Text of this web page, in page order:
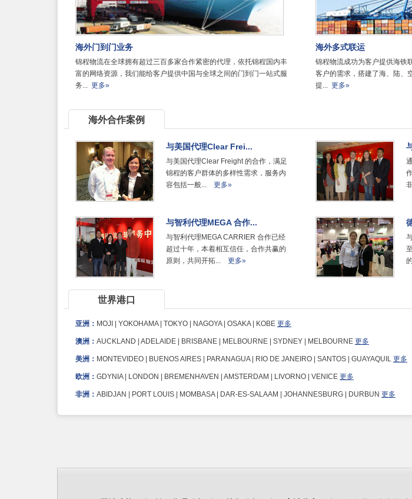
海外门到门业务
锦程物流在全球拥有超过三百多家合作紧密的代理，依托锦程国内丰
富的网络资源，我们能给客户提供中国与全球之间的门到门一站式服
务... 更多»
海外多式联运
锦程物流成功为客户提供海铁
客户的需求，搭建了海、陆、
提... 更多»
海外合作案例
与美国代理Clear Frei...
与美国代理Clear Freight 的合作，满足
锦程的客户群体的多样性需求，服务内
容包括一般... 更多»
与智利代理MEGA 合作...
与智利代理MEGA CARRIER 合作已经
超过十年，本着相互信任，合作共赢的
原则，共同开拓... 更多»
世界港口
亚洲： MOJI | YOKOHAMA | TOKYO | NAGOYA | OSAKA | KOBE 更多
澳洲： AUCKLAND | ADELAIDE | BRISBANE | MELBOURNE | SYDNEY | MELBOURNE 更多
美洲： MONTEVIDEO | BUENOS AIRES | PARANAGUA | RIO DE JANEIRO | SANTOS | GUAYAQUIL 更多
欧洲： GDYNIA | LONDON | BREMENHAVEN | AMSTERDAM | LIVORNO | VENICE 更多
非洲： ABIDJAN | PORT LOUIS | MOMBASA | DAR-ES-SALAAM | JOHANNESBURG | DURBUN 更多